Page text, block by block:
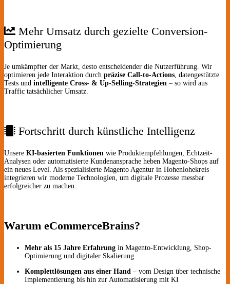
Mehr Umsatz durch gezielte Conversion-
Optimierung
Je umkämpfter der Markt, desto entscheidender die Nutzerführung. Wir
optimieren jede Interaktion durch präzise Call-to-Actions , datengestützte
Tests und intelligente Cross- & Up-Selling-Strategien – so wird aus
Traffic tatsächlicher Umsatz.
Fortschritt durch künstliche Intelligenz
Unsere KI-basierten Funktionen wie Produktempfehlungen, Echtzeit-
Analysen oder automatisierte Kundenansprache heben Magento-Shops auf
ein neues Level. Als spezialisierte Magento Agentur in Hohenlohekreis
integrieren wir moderne Technologien, um digitale Prozesse messbar
erfolgreicher zu machen.
Warum eCommerceBrains?
Mehr als 15 Jahre Erfahrung in Magento-Entwicklung, Shop-
Optimierung und digitaler Skalierung
Komplettlösungen aus einer Hand – vom Design über technische
Implementierung bis hin zur Automatisierung mit KI